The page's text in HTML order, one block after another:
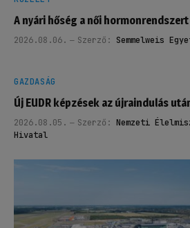
A nyári hőség a női
2026.08.06. Szerző: Semmelweis
GAZDASÁG
Új EUDR képzések az újraindulás
2026.08.05. Szerző: Nemzeti
Hivatal